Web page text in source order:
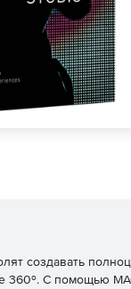
создавать
360º. С помощью